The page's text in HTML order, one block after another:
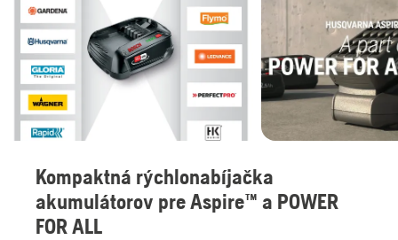
Kompaktná rýchlonabíjačka
akumulátorov pre Aspire™ a POWER
FOR ALL